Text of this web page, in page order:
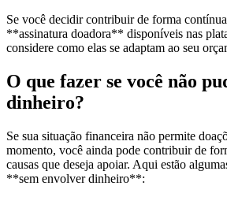
Se você decidir contribuir de forma
**assinatura doadora** disponíveis nas
considere como elas se adaptam ao seu
O que fazer se você não
dinheiro?
Se sua situação financeira não permite
momento, você ainda pode contribuir de
causas que deseja apoiar. Aqui estão
**sem envolver dinheiro**: